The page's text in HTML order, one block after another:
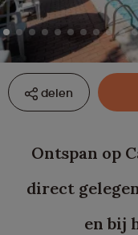
delen
Ontspan op
direct
en bij